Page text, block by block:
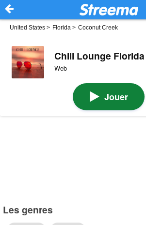
United States > Florida > Coconut Creek
Chill Lounge Florida
Web
Jouer
Les genres